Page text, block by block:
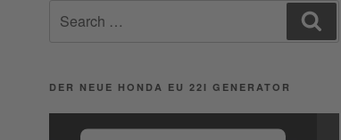
for:
DER NEUE HONDA EU 22I GENERATOR